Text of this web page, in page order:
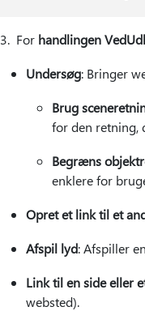
3. For handlingen
Undersøg: Bringer
Brug
for den retning,
Begræns
enklere for
Opret et link til et
Afspil lyd: Afspiller
Link til en side eller
websted).